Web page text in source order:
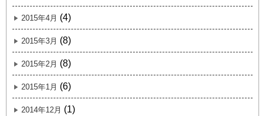
2015年4月 (4)
2015年3月 (8)
2015年2月 (8)
2015年1月 (6)
2014年12月 (1)